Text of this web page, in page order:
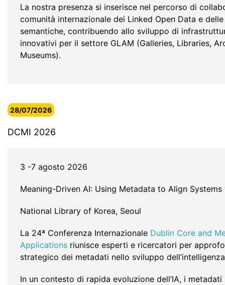
La nostra presenza si inserisce nel percorso di
comunità internazionale dei Linked Open Data e
semantiche, contribuendo allo sviluppo di
innovativi per il settore GLAM (Galleries, Libraries,
Museums).
28/07/2026
DCMI 2026
3 -7 agosto 2026
Meaning-Driven AI: Using Metadata to Align Systems
National Library of Korea, Seoul
La 24ª Conferenza Internazionale Dublin Core and
Applications riunisce esperti e ricercatori per
strategico dei metadati nello sviluppo
In un contesto di rapida evoluzione dell’IA, i